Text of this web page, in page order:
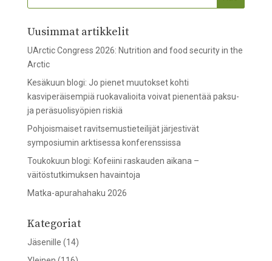
Uusimmat artikkelit
UArctic Congress 2026: Nutrition and food security in the
Arctic
Kesäkuun blogi: Jo pienet muutokset kohti
kasviperäisempiä ruokavalioita voivat pienentää paksu-
ja peräsuolisyöpien riskiä
Pohjoismaiset ravitsemustieteilijät järjestivät
symposiumin arktisessa konferenssissa
Toukokuun blogi: Kofeiini raskauden aikana –
väitöstutkimuksen havaintoja
Matka-apurahahaku 2026
Kategoriat
Jäsenille (14)